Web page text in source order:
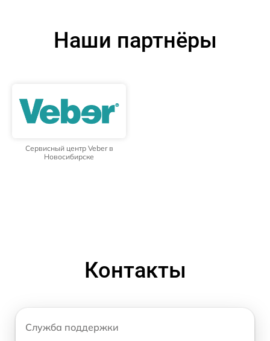
Наши партнёры
Сервисный центр Veber в
Новосибирске
Контакты
Служба поддержки